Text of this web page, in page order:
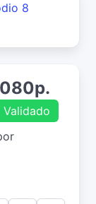
8
Validado